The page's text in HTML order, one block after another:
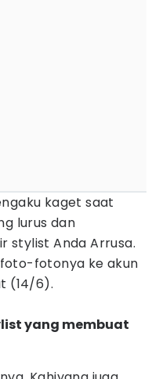
kaget saat
lurus dan
stylist Anda Arrusa.
fotonya ke akun
(14/6).
yang membuat